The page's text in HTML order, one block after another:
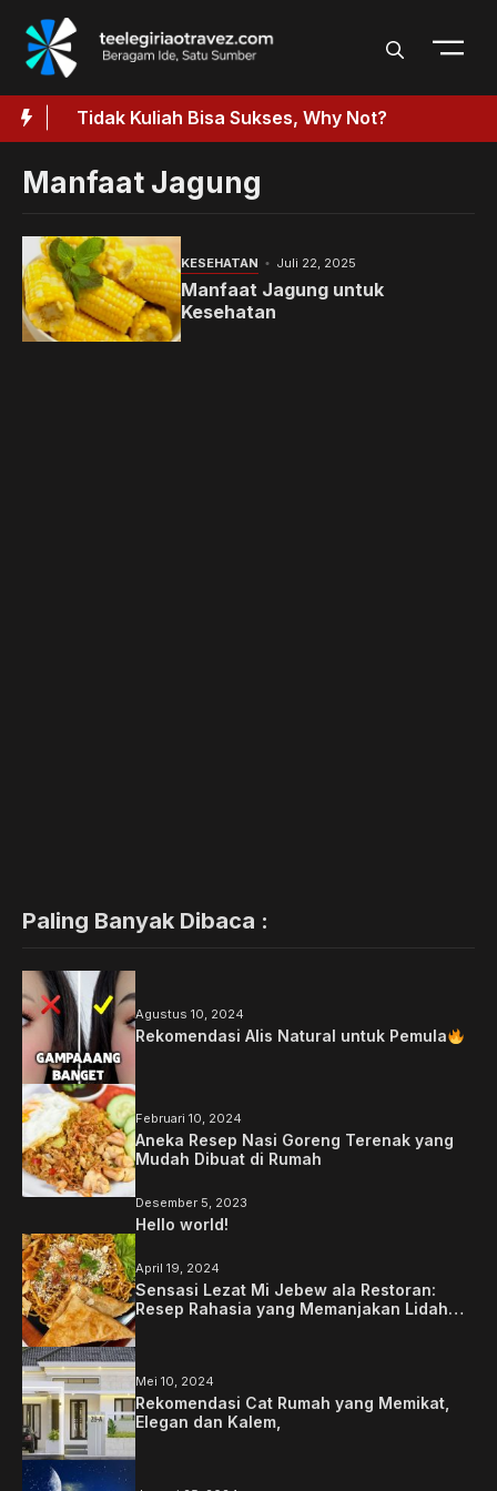
Langsung
Tidak Kuliah Bisa Sukses, Why Not?
Manfaat Jagung
KESEHATAN Juli 22, 2025
Manfaat Jagung untuk
Kesehatan
Paling Banyak Dibaca :
Agustus 10, 2024
Rekomendasi Alis Natural untuk Pemula
Februari 10, 2024
Aneka Resep Nasi Goreng Terenak yang
Mudah Dibuat di Rumah
Desember 5, 2023
Hello world!
April 19, 2024
Sensasi Lezat Mi Jebew ala Restoran:
Resep Rahasia yang Memanjakan Lidah
Mei 10, 2024
Rekomendasi Cat Rumah yang Memikat,
Elegan dan Kalem,